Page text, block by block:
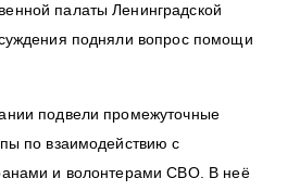
палаты Ленинградской
подняли вопрос помощи
подвели промежуточные
по взаимодействию с
и волонтерами СВО. В неё